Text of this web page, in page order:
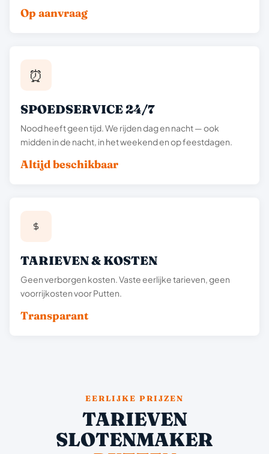
Op aanvraag
⏰
SPOEDSERVICE 24/7
Nood heeft geen tijd. We rijden dag en nacht — ook
midden in de nacht, in het weekend en op feestdagen.
Altijd beschikbaar
TARIEVEN & KOSTEN
Geen verborgen kosten. Vaste eerlijke tarieven, geen
voorrijkosten voor Putten.
Transparant
EERLIJKE PRIJZEN
TARIEVEN
SLOTENMAKER